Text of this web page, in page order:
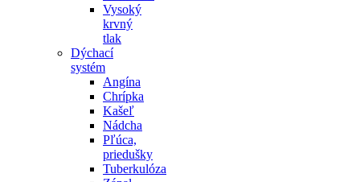
Vysoký
krvný
tlak
Dýchací
systém
Angína
Chrípka
Kašeľ
Nádcha
Pľúca,
priedušky
Tuberkulóza